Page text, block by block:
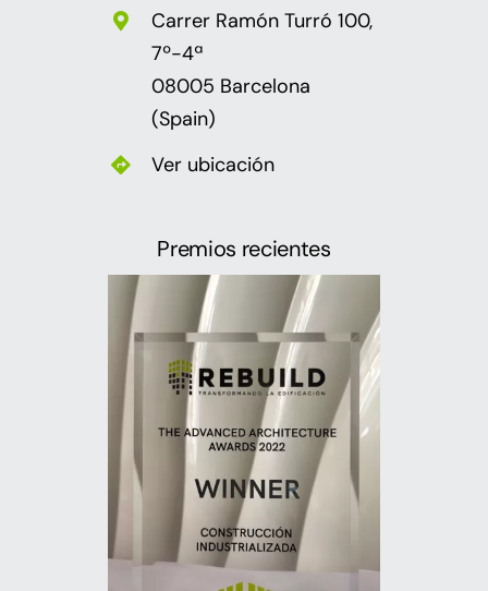
Carrer Ramón Turró 100,
7º-4ª
08005 Barcelona
(Spain)
Ver ubicación
Premios recientes